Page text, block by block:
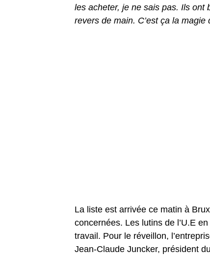
les acheter, je ne sais pas. Ils ont
revers de main. C’est ça la magie
La liste est arrivée ce matin à
concernées. Les lutins de l’U.E
travail. Pour le réveillon,
Jean-Claude Juncker, président